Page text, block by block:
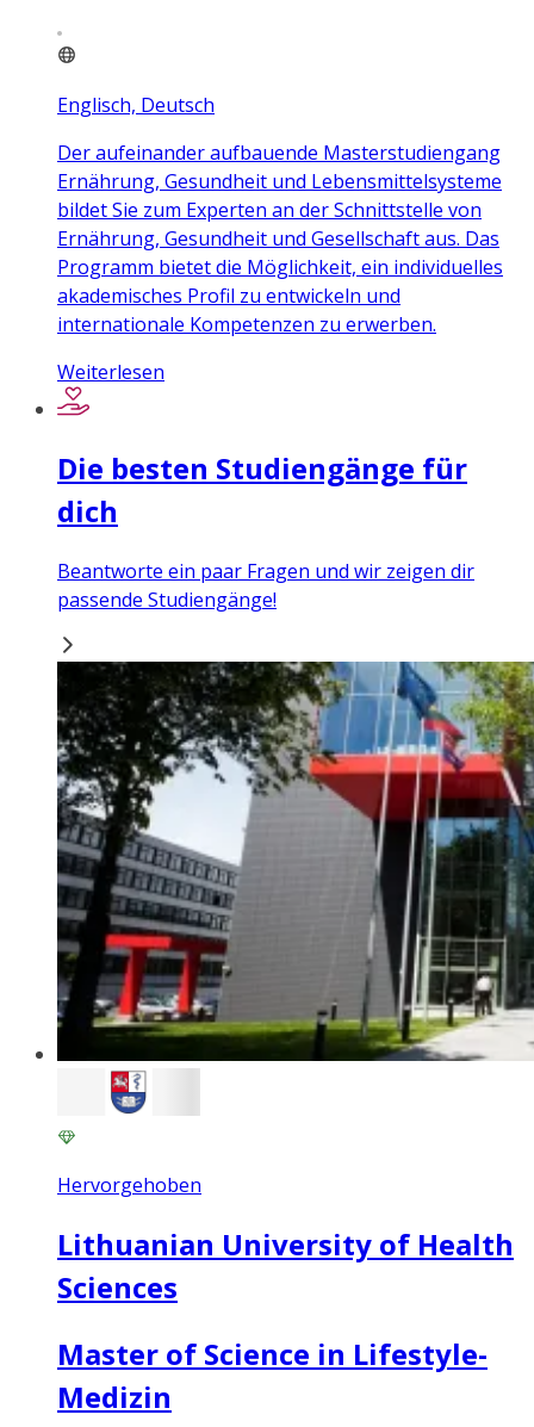
Englisch, Deutsch
Der aufeinander aufbauende Masterstudiengang
Ernährung, Gesundheit und Lebensmittelsysteme
bildet Sie zum Experten an der Schnittstelle von
Ernährung, Gesundheit und Gesellschaft aus. Das
Programm bietet die Möglichkeit, ein individuelles
akademisches Profil zu entwickeln und
internationale Kompetenzen zu erwerben.
Weiterlesen
Die besten Studiengänge für
dich
Beantworte ein paar Fragen und wir zeigen dir
passende Studiengänge!
Hervorgehoben
Lithuanian University of Health
Sciences
Master of Science in Lifestyle-
Medizin